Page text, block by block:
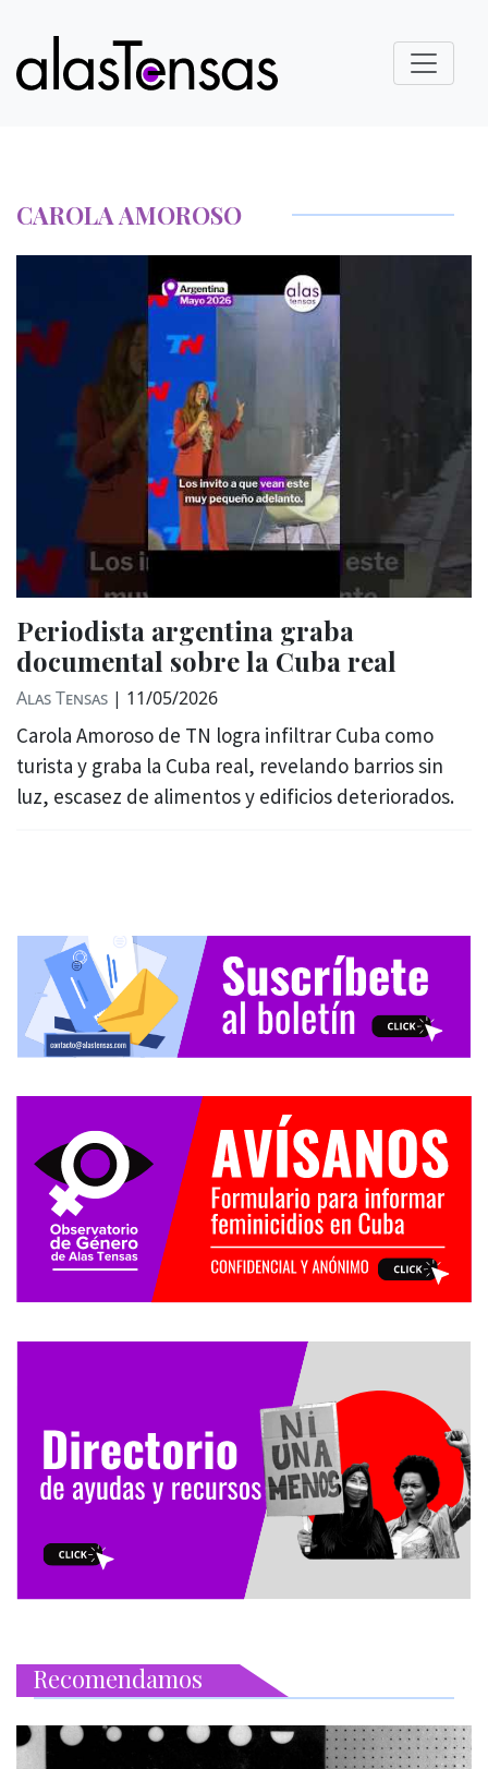
CAROLA AMOROSO
Periodista argentina graba
documental sobre la Cuba real
Alas Tensas | 11/05/2026
Carola Amoroso de TN logra infiltrar Cuba como
turista y graba la Cuba real, revelando barrios sin
luz, escasez de alimentos y edificios deteriorados.
Recomendamos